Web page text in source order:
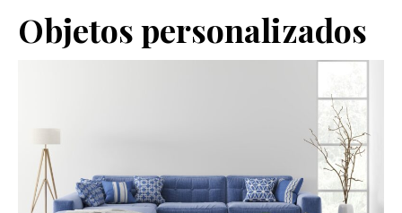
Objetos personalizados